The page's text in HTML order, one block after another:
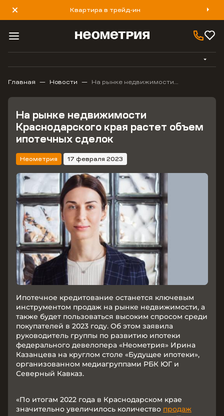
Квартира в трейд-ин
8 800 777 40 93
Главная Новости На рынке недвижимости
Неометрия 17 февраля 2023
На рынке недвижимости
Краснодарского края растет объем
ипотечных сделок
Ипотечное кредитование останется ключевым
инструментом продаж на рынке недвижимости, а
также будет пользоваться высоким спросом среди
покупателей в 2023 году. Об этом заявила
руководитель группы по развитию ипотеки
федерального девелопера «Неометрия» Ирина
Казанцева на круглом столе «Будущее ипотеки»,
организованном медиагруппами РБК ЮГ и
Северный Кавказ.
«По итогам 2022 года в Краснодарском крае
значительно увеличилось количество продаж